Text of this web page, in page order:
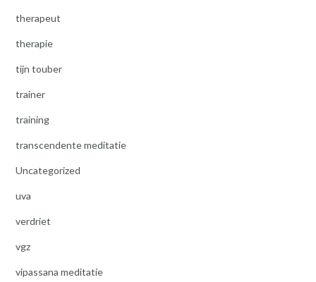
therapeut
therapie
tijn touber
trainer
training
transcendente meditatie
Uncategorized
uva
verdriet
vgz
vipassana meditatie